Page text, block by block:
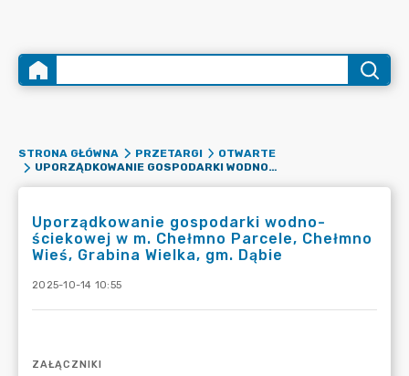
STRONA GŁÓWNA PRZETARGI
OTWARTE
UPORZĄDKOWANIE GOSPODARKI WODNO-ŚCIEKOWEJ W M. CHEŁMNO PARCELE, CHEŁMNO WIEŚ, GRABINA WIELKA, GM. DĄBIE
Uporządkowanie gospodarki wodno-
ściekowej w m. Chełmno Parcele, Chełmno
Wieś, Grabina Wielka, gm. Dąbie
2025-10-14 10:55
ZAŁĄCZNIKI